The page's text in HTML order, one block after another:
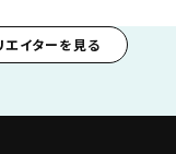
エイターを見る